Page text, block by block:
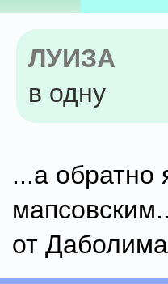
ЛУИЗА
в одну
...а обратно
от Даболима